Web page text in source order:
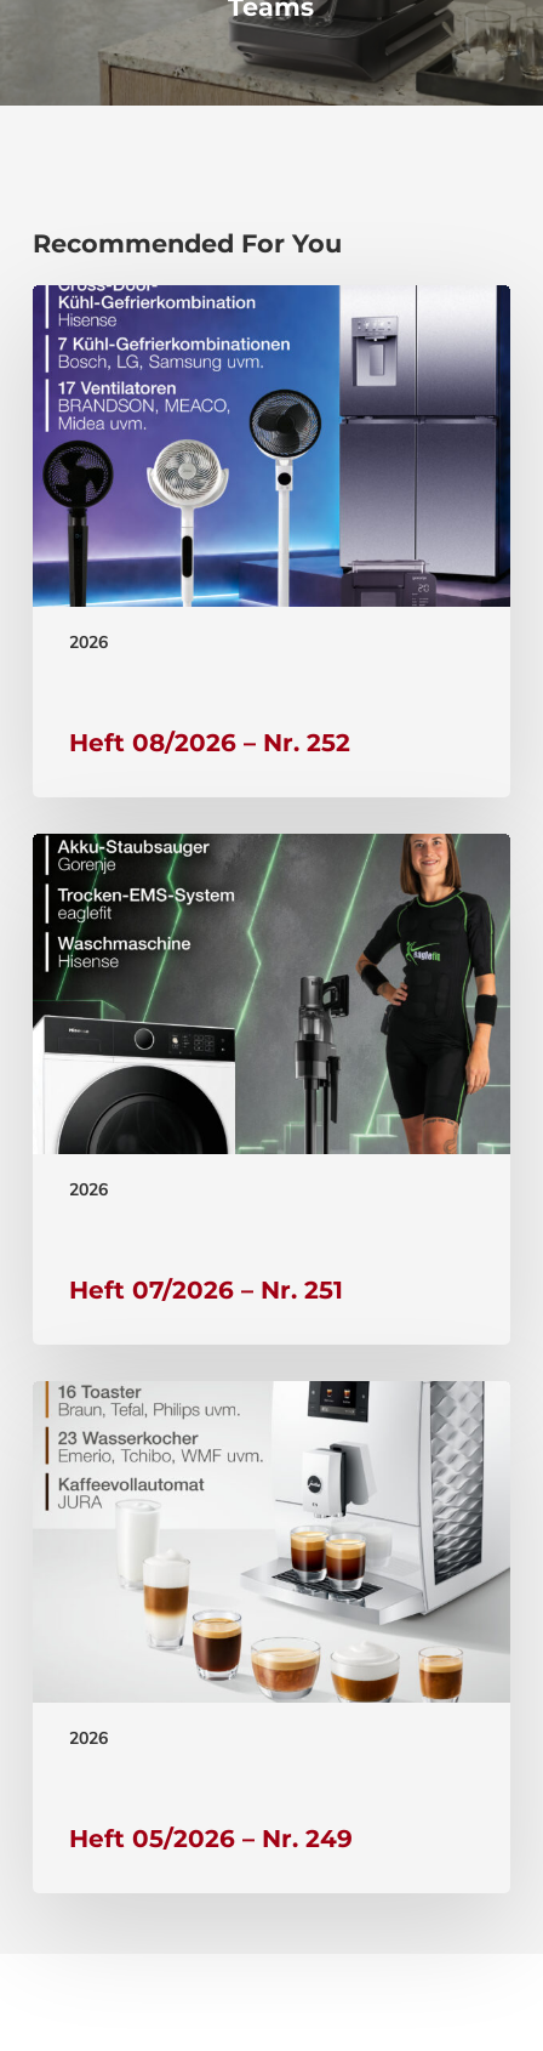
Teams
Recommended For You
2026
Heft 08/2026 – Nr. 252
2026
Heft 07/2026 – Nr. 251
2026
Heft 05/2026 – Nr. 249